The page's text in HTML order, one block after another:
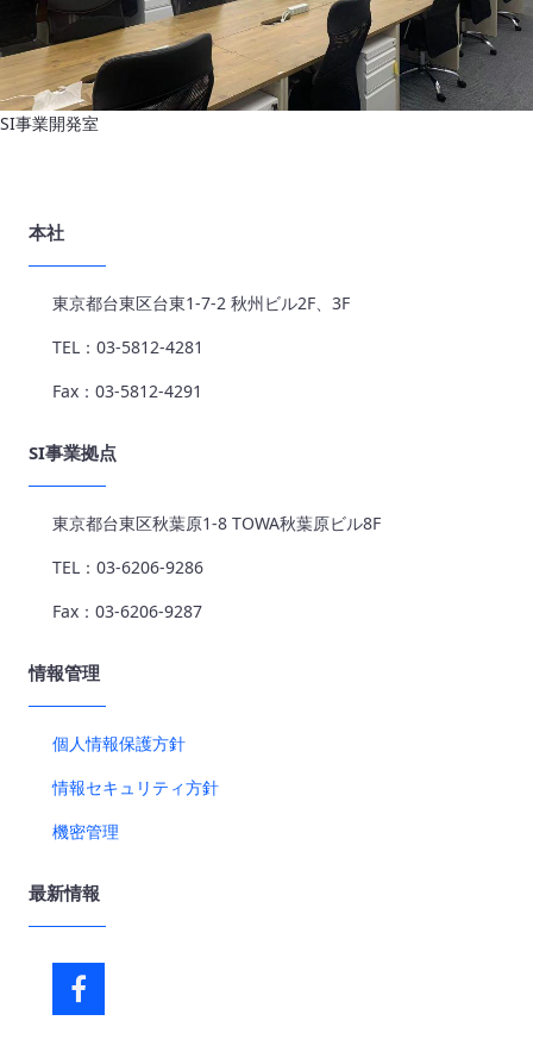
SI事業開発室
本社
東京都台東区台東1-7-2 秋州ビル2F、3F
TEL：03-5812-4281
Fax：03-5812-4291
SI事業拠点
東京都台東区秋葉原1-8 TOWA秋葉原ビル8F
TEL：03-6206-9286
Fax：03-6206-9287
情報管理
個人情報保護方針
情報セキュリティ方針
機密管理
最新情報